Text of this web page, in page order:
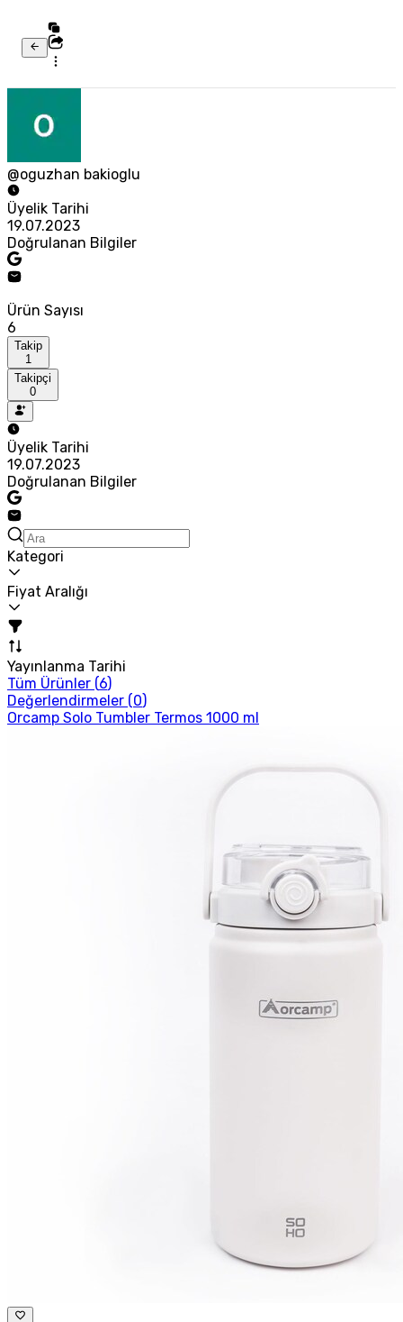
@oguzhan bakioglu
Üyelik Tarihi
19.07.2023
Doğrulanan Bilgiler
Ürün Sayısı
6
Takip
1
Takipçi
0
Üyelik Tarihi
19.07.2023
Doğrulanan Bilgiler
Kategori
Fiyat Aralığı
Yayınlanma Tarihi
Tüm Ürünler (6)
Değerlendirmeler (0)
Orcamp Solo Tumbler Termos 1000 ml